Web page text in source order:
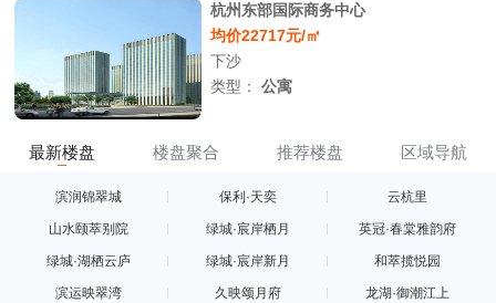
杭州东部国际商务中心
均价22717元/㎡
下沙
类型：公寓
最新楼盘 楼盘聚合 推荐楼盘 区域导航
滨润锦翠城 保利·天奕 云杭里
山水颐萃别院 绿城·宸岸栖月 英冠·春棠雅韵府
绿城·湖栖云庐 绿城·宸岸新月 和萃揽悦园
滨运映翠湾 久映颂月府 龙湖·御潮江上